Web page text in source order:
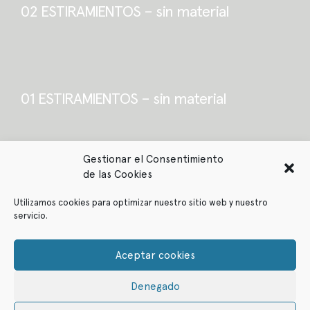
Gestionar el Consentimiento
de las Cookies
Utilizamos cookies para optimizar nuestro sitio web y nuestro
servicio.
Aceptar cookies
Denegado
02 ESTIRAMIENTOS – sin material
01 ESTIRAMIENTOS – sin material
Política de cookies
© ffitcoco 2021